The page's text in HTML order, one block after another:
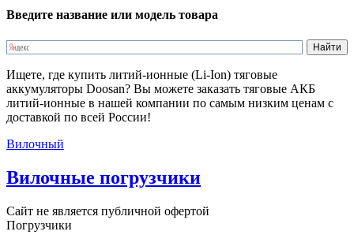
Введите название или модель товара
Ищете, где купить литий-ионные (Li-Ion) тяговые
аккумуляторы Doosan? Вы можете заказать тяговые АКБ
литий-ионные в нашей компании по самым низким ценам с
доставкой по всей России!
Вилочный
Вилочные погрузчики
Сайт не является публичной офертой
Погрузчики